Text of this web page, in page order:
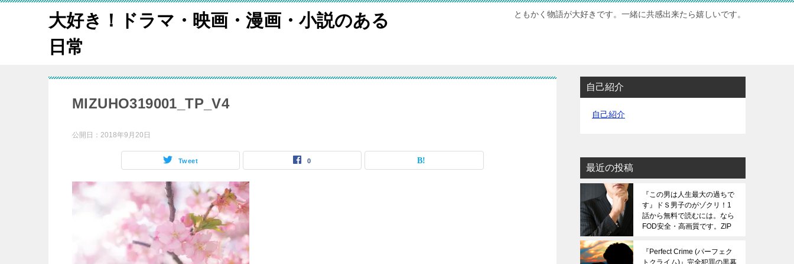
大好き！ドラマ・映画・漫画・小説のある
日常
ともかく物語が大好きです。一緒に共感出来たら嬉しいです。
MIZUHO319001_TP_V4
公開日： 2018年9月20日
Tweet 0
自己紹介
自己紹介
最近の投稿
『この男は人生最大の過ちで
す』ドＳ男子のがゾクリ！1
話から無料で読むには。なら
FOD安全・高画質です。ZIP
『Perfect Crime (パーフェク
トクライム)』完全犯罪の黒幕